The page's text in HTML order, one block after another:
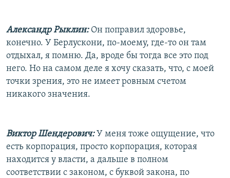
Александр Рыклин: Он поправил здоровье,
конечно. У Берлускони, по-моему, где-то он там
отдыхал, я помню. Да, вроде бы тогда все это под
него. Но на самом деле я хочу сказать, что, с моей
точки зрения, это не имеет ровным счетом
никакого значения.
Виктор Шендерович:У меня тоже ощущение, что
есть корпорация, просто корпорация, которая
находится у власти, а дальше в полном
соответствии с законом, с буквой закона, по